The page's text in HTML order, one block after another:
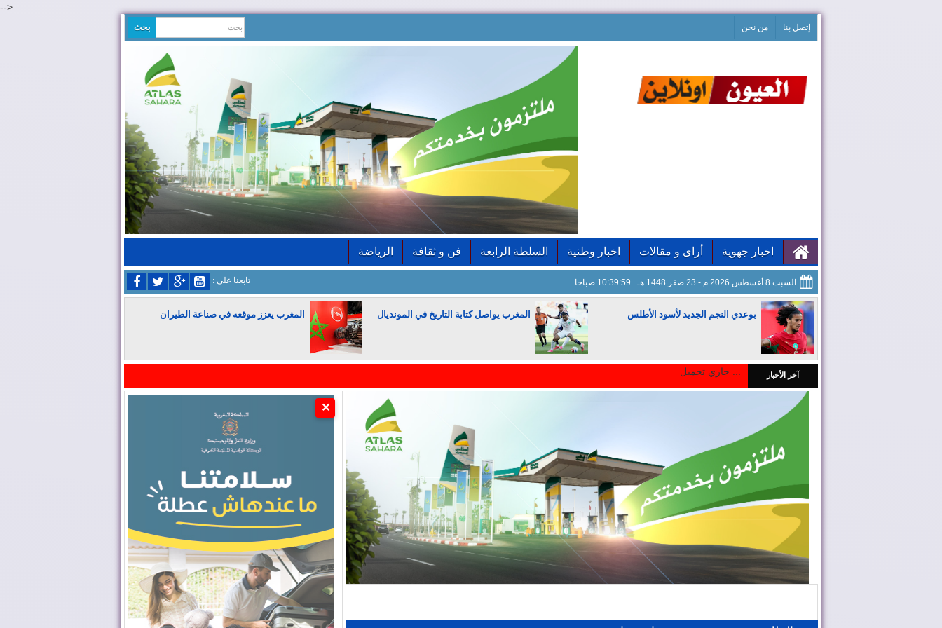
-->
إتصل بنا من نحن
اخبار جهوية أراى و مقالات اخبار وطنية السلطة الرابعة فن و ثقافة الرياضة
السبت 8 أغسطس 2026 م - 23 صفر 1448 هـ 10:40:00 صباحا : تابعنا على
بوعدي النجم الجديد لأسود الأطلس المغرب يواصل كتابة التاريخ في المونديال المغرب يعزز موقعه في صناعة الطيران
المغرب يجذب كبار المستثمرين آخر الأخبار
✕